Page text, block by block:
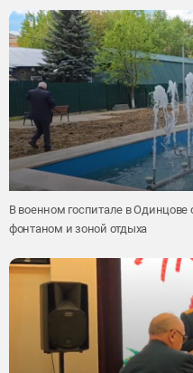
В военном госпитале в
фонтаном и зоной отдыха